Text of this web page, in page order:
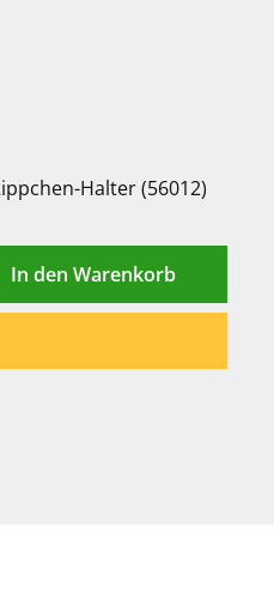
Halter (56012)
den
In den Warenkorb